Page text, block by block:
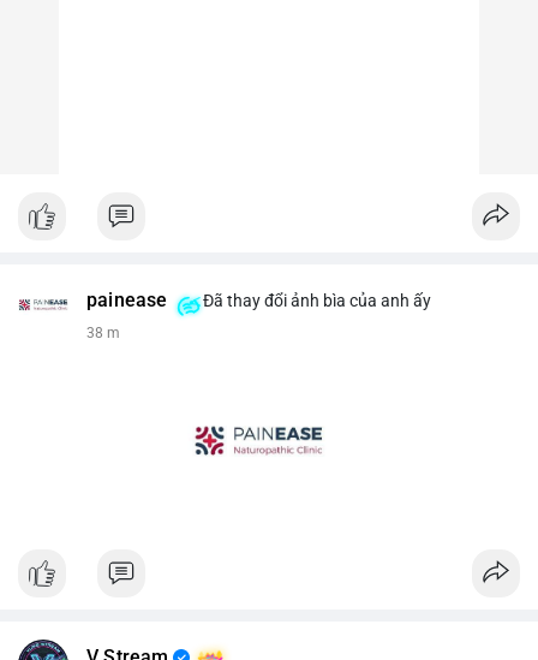
painease Đã thay đổi ảnh bìa của anh ấy
38 m